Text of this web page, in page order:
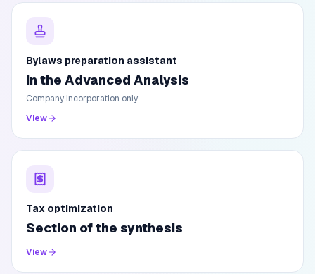
Bylaws preparation assistant
In the Advanced Analysis
Company incorporation only
View
Tax optimization
Section of the synthesis
View